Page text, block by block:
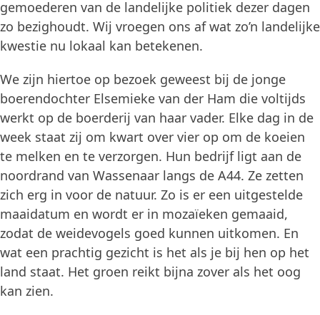
gemoederen van de landelijke politiek dezer dagen
zo bezighoudt. Wij vroegen ons af wat zo’n landelijke
kwestie nu lokaal kan betekenen.
We zijn hiertoe op bezoek geweest bij de jonge
boerendochter Elsemieke van der Ham die voltijds
werkt op de boerderij van haar vader. Elke dag in de
week staat zij om kwart over vier op om de koeien
te melken en te verzorgen. Hun bedrijf ligt aan de
noordrand van Wassenaar langs de A44. Ze zetten
zich erg in voor de natuur. Zo is er een uitgestelde
maaidatum en wordt er in mozaïeken gemaaid,
zodat de weidevogels goed kunnen uitkomen. En
wat een prachtig gezicht is het als je bij hen op het
land staat. Het groen reikt bijna zover als het oog
kan zien.